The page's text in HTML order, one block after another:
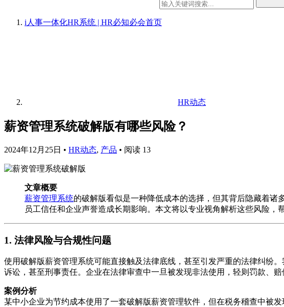
i人事一体化HR系统 | HR必知必会首页
HR动态
薪资管理系统破解版有哪些风险？
2024年12月25日 • HR动态, 产品 • 阅读 13
文章概要
薪资管理系统的破解版看似是一种降低成本的选择，但其背后隐藏着
员工信任和企业声誉造成长期影响。本文将以专业视角解析这些风险
1. 法律风险与合规性问题
使用破解版薪资管理系统可能直接触及法律底线，甚至引发严重的法律纠纷
诉讼，甚至刑事责任。企业在法律审查中一旦被发现非法使用，轻则罚款、赔
案例分析
某中小企业为节约成本使用了一套破解版薪资管理软件，但在税务稽查中被